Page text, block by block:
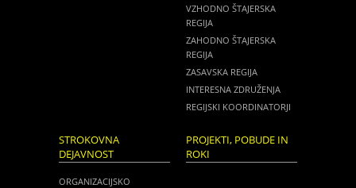
VZHODNO ŠTAJERSKA
REGIJA
ZAHODNO ŠTAJERSKA
REGIJA
ZASAVSKA REGIJA
INTERESNA ZDRUŽENJA
REGIJSKI KOORDINATORJI
STROKOVNA
DEJAVNOST
ORGANIZACIJSKO
PROJEKTI, POBUDE IN
ROKI